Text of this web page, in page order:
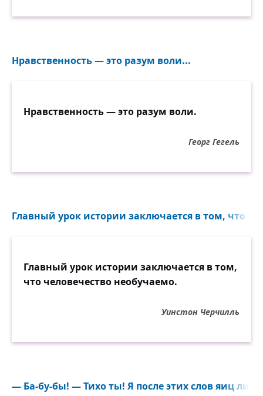
Нравственность — это разум воли...
Нравственность — это разум воли.
Георг Гегель
Главный урок истории заключается в том, что
Главный урок истории заключается в том,
что человечество необучаемо.
Уинстон Черчилль
— Ба-бу-бы! — Тихо ты! Я после этих слов яиц